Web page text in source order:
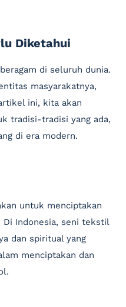
Diketahui
di seluruh dunia.
masyarakatnya,
ini, kita akan
tradisi-tradisi yang ada,
di era modern.
untuk menciptakan
Di Indonesia, seni tekstil
dan spiritual yang
menciptakan dan